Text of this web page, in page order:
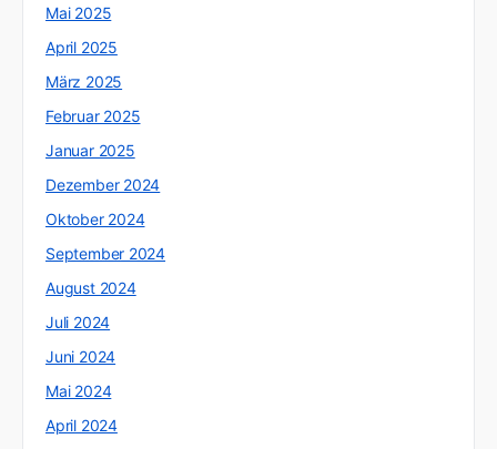
Mai 2025
April 2025
März 2025
Februar 2025
Januar 2025
Dezember 2024
Oktober 2024
September 2024
August 2024
Juli 2024
Juni 2024
Mai 2024
April 2024